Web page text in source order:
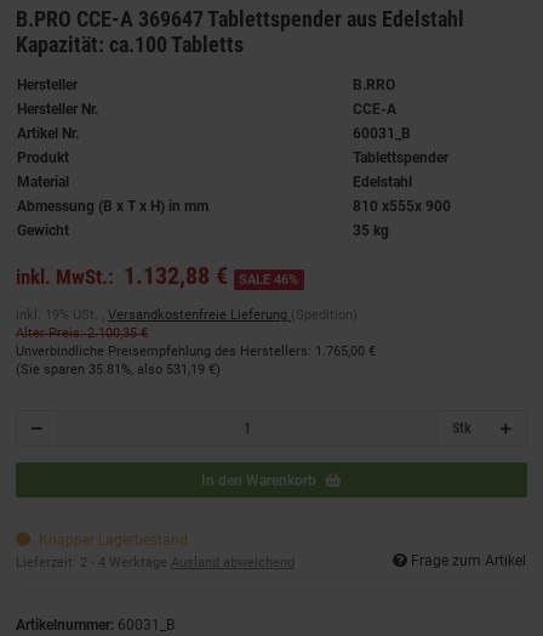
B.PRO CCE-A 369647 Tablettspender aus Edelstahl
Kapazität: ca.100 Tabletts
Hersteller
B.RRO
Hersteller Nr.
CCE-A
Artikel Nr.
60031_B
Produkt
Tablettspender
Material
Edelstahl
Abmessung (B x T x H) in mm
810 x555x 900
Gewicht
35 kg
inkl. MwSt.: 1.132,88 € SALE 46%
inkl. 19% USt. , Versandkostenfreie Lieferung (Spedition)
Alter Preis: 2.100,35 €
Unverbindliche Preisempfehlung des Herstellers: 1.765,00 €
(Sie sparen 35.81%, also 531,19 €)
Stk
In den Warenkorb
Knapper Lagerbestand
Lieferzeit: 2 - 4 Werktage Ausland abweichend Frage zum Artikel
Artikelnummer: 60031_B